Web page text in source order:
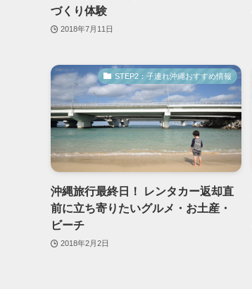
づくり体験
2018年7月11日
STEP2：子連れ沖縄おすすめ情報
沖縄旅行最終日！ レンタカー返却直
前に立ち寄りたいグルメ・お土産・
ビーチ
2018年2月2日